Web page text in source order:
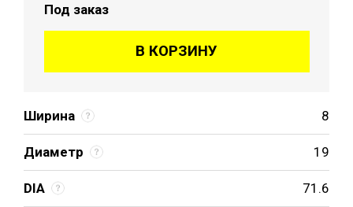
Ширина 8
Диаметр 19
DIA 71.6
Под заказ
В КОРЗИНУ